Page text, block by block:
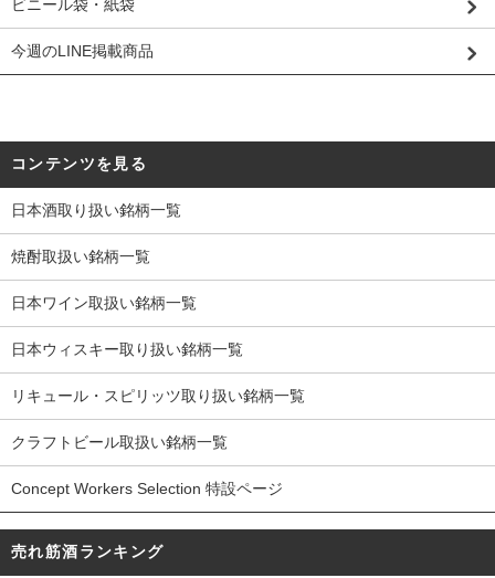
ビニール袋・紙袋
今週のLINE掲載商品
コンテンツを見る
日本酒取り扱い銘柄一覧
焼酎取扱い銘柄一覧
日本ワイン取扱い銘柄一覧
日本ウィスキー取り扱い銘柄一覧
リキュール・スピリッツ取り扱い銘柄一覧
クラフトビール取扱い銘柄一覧
Concept Workers Selection 特設ページ
売れ筋酒ランキング